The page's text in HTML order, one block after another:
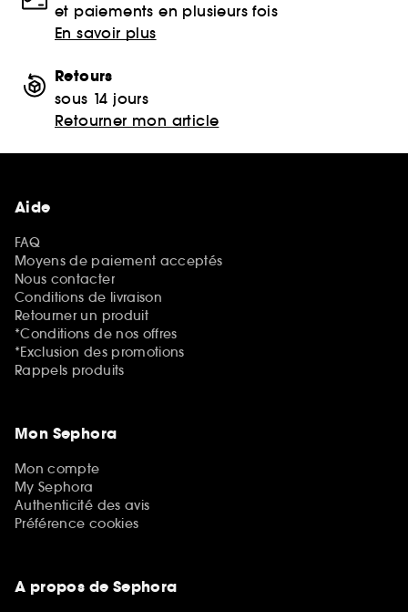
et paiements en plusieurs fois
En savoir plus
Retours
sous 14 jours
Retourner mon article
Aide
FAQ
Moyens de paiement acceptés
Nous contacter
Conditions de livraison
Retourner un produit
*Conditions de nos offres
*Exclusion des promotions
Rappels produits
Mon Sephora
Mon compte
My Sephora
Authenticité des avis
Préférence cookies
A propos de Sephora